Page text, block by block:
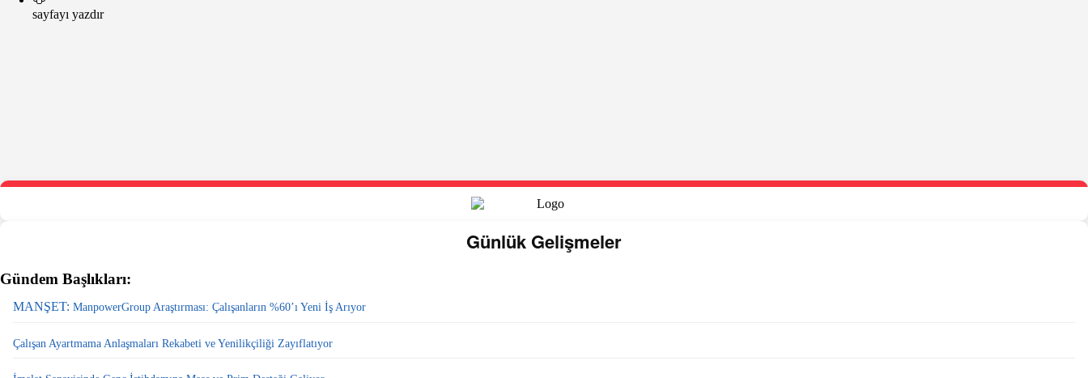
sayfayı yazdır
Günlük Gelişmeler
Gündem Başlıkları:
MANŞET: ManpowerGroup Araştırması: Çalışanların %60’ı Yeni İş Arıyor
Çalışan Ayartmama Anlaşmaları Rekabeti ve Yenilikçiliği Zayıflatıyor